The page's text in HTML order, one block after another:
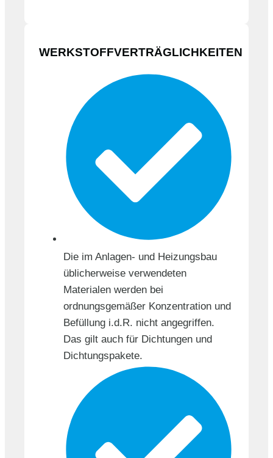
WERKSTOFFVERTRÄGLICHKEITEN
Die im Anlagen- und Heizungsbau
üblicherweise verwendeten
Materialen werden bei
ordnungsgemäßer Konzentration und
Befüllung i.d.R. nicht angegriffen.
Das gilt auch für Dichtungen und
Dichtungspakete.